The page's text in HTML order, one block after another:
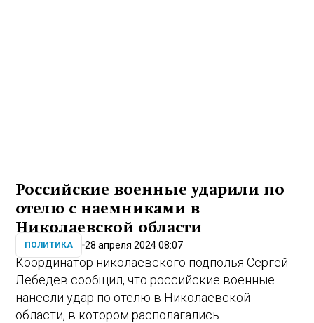
Российские военные ударили по
отелю с наемниками в
Николаевской области
ПОЛИТИКА 28 апреля 2024 08:07
Координатор николаевского подполья Сергей
Лебедев сообщил, что российские военные
нанесли удар по отелю в Николаевской
области, в котором располагались